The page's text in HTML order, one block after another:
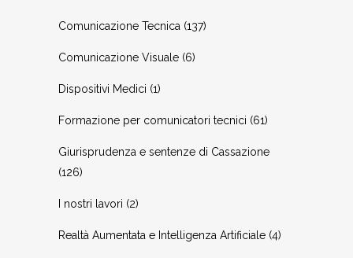
Comunicazione Tecnica (137)
Comunicazione Visuale (6)
Dispositivi Medici (1)
Formazione per comunicatori tecnici (61)
Giurisprudenza e sentenze di Cassazione
(126)
I nostri lavori (2)
Realtà Aumentata e Intelligenza Artificiale (4)